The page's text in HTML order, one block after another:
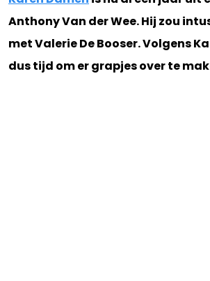
Anthony Van der Wee. Hij zou
met Valerie De Booser. Volgens
dus tijd om er grapjes over te